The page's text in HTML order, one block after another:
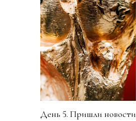
День 5. Пришли новости